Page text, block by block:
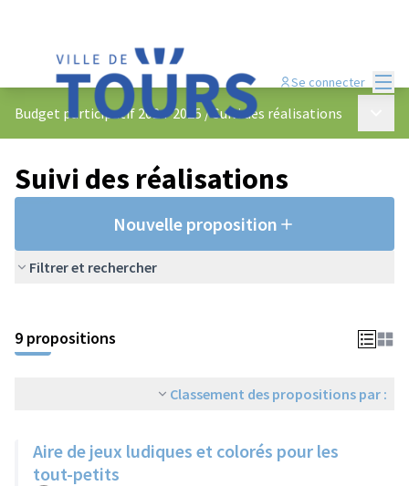
Se connecter
Budget participatif 2024-2025 /Suivi des réalisations
Suivi des réalisations
Nouvelle proposition
Filtrer et rechercher
9 propositions
Classement des propositions par :
Aire de jeux ludiques et colorés pour les
tout-petits